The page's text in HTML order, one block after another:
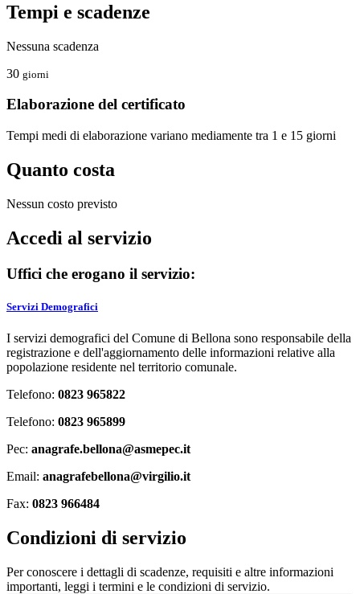
Tempi e scadenze
Nessuna scadenza
30 giorni
Elaborazione del certificato
Tempi medi di elaborazione variano mediamente tra 1 e 15 giorni
Quanto costa
Nessun costo previsto
Accedi al servizio
Uffici che erogano il servizio:
Servizi Demografici
I servizi demografici del Comune di Bellona sono responsabile della
registrazione e dell'aggiornamento delle informazioni relative alla
popolazione residente nel territorio comunale.
Telefono: 0823 965822
Telefono: 0823 965899
Pec: anagrafe.bellona@asmepec.it
Email: anagrafebellona@virgilio.it
Fax: 0823 966484
Condizioni di servizio
Per conoscere i dettagli di scadenze, requisiti e altre informazioni
importanti, leggi i termini e le condizioni di servizio.